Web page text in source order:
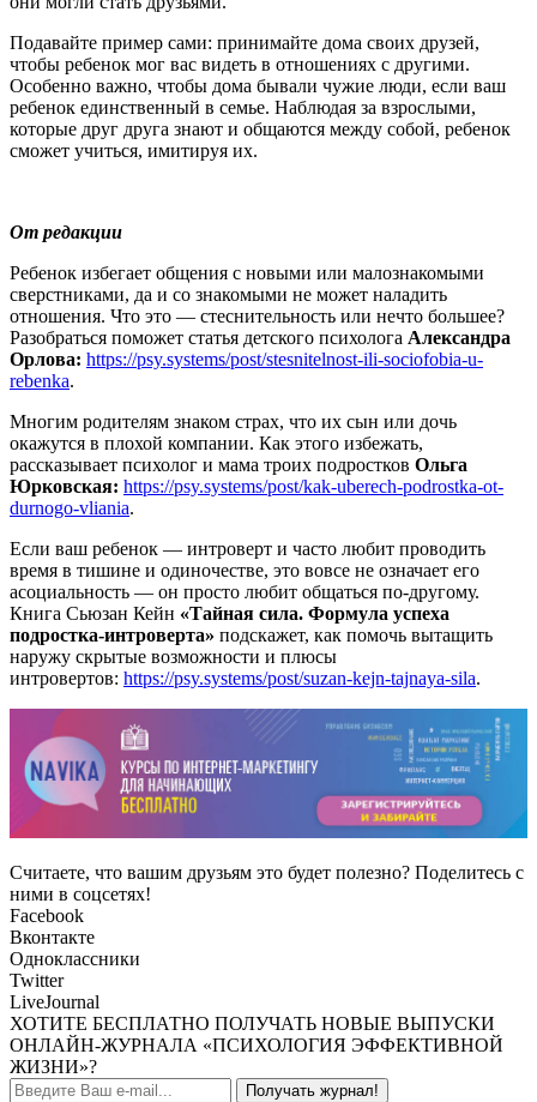
Подавайте пример сами: принимайте дома своих друзей,
чтобы ребенок мог вас видеть в отношениях с другими.
Особенно важно, чтобы дома бывали чужие люди, если ваш
ребенок единственный в семье. Наблюдая за взрослыми,
которые друг друга знают и общаются между собой, ребенок
сможет учиться, имитируя их.
От редакции
Ребенок избегает общения с новыми или малознакомыми
сверстниками, да и со знакомыми не может наладить
отношения. Что это — стеснительность или нечто большее?
Разобраться поможет статья детского психолога Александра
Орлова: https://psy.systems/post/stesnitelnost-ili-sociofobia-u-
rebenka.
Многим родителям знаком страх, что их сын или дочь
окажутся в плохой компании. Как этого избежать,
рассказывает психолог и мама троих подростков Ольга
Юрковская: https://psy.systems/post/kak-uberech-podrostka-ot-
durnogo-vliania.
Если ваш ребенок — интроверт и часто любит проводить
время в тишине и одиночестве, это вовсе не означает его
асоциальность — он просто любит общаться по-другому.
Книга Сьюзан Кейн «Тайная сила. Формула успеха
подростка-интроверта» подскажет, как помочь вытащить
наружу скрытые возможности и плюсы
интровертов: https://psy.systems/post/suzan-kejn-tajnaya-sila.
Считаете, что вашим друзьям это будет полезно? Поделитесь с
ними в соцсетях!
Facebook
Вконтакте
Одноклассники
Twitter
LiveJournal
ХОТИТЕ БЕСПЛАТНО ПОЛУЧАТЬ НОВЫЕ ВЫПУСКИ
ОНЛАЙН-ЖУРНАЛА «ПСИХОЛОГИЯ ЭФФЕКТИВНОЙ
ЖИЗНИ»?
Получать журнал!